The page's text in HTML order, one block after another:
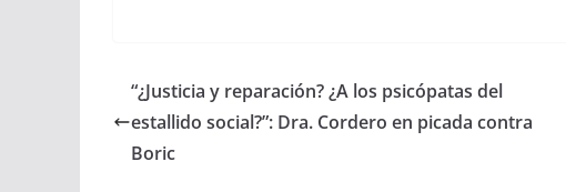
“¿Justicia y reparación? ¿A los psicópatas del
estallido social?”: Dra. Cordero en picada contra
Boric